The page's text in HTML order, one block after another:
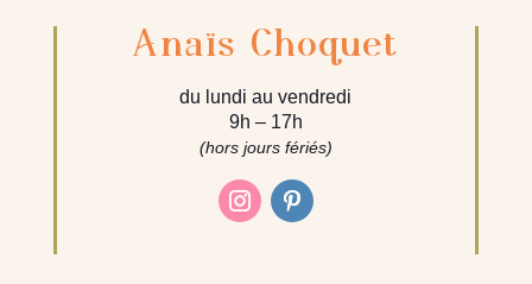
Anaïs Choquet
du lundi au vendredi
9h – 17h
(hors jours fériés)